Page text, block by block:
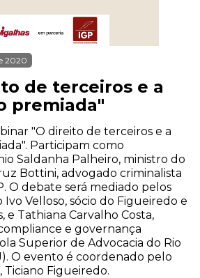
2020
de terceiros e a
premiada"
"O direito de terceiros e a
Participam como
Saldanha Palheiro, ministro do
Bottini, advogado criminalista
O debate será mediado pelos
Velloso, sócio do Figueiredo e
e Tathiana Carvalho Costa,
e governança
Superior de Advocacia do Rio
O evento é coordenado pelo
Figueiredo.